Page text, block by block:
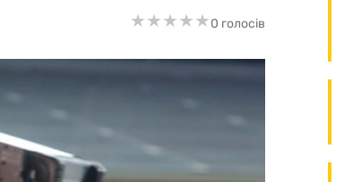
★★★★★
★★★★★0 голосів